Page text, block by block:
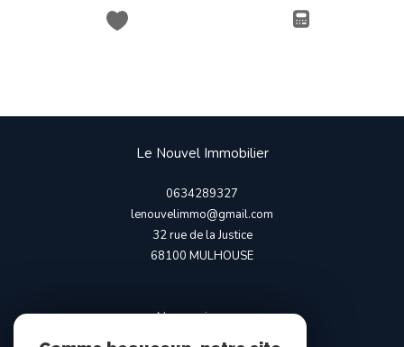
Le Nouvel Immobilier
0634289327
lenouvelimmo@gmail.com
32 rue de la Justice
68100
MULHOUSE
Nous suivre sur